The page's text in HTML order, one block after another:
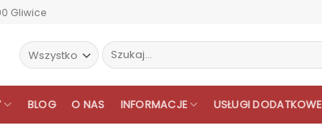
Gliwice
Szukaj:
BLOG O NAS INFORMACJE USŁUGI DODATKOWE